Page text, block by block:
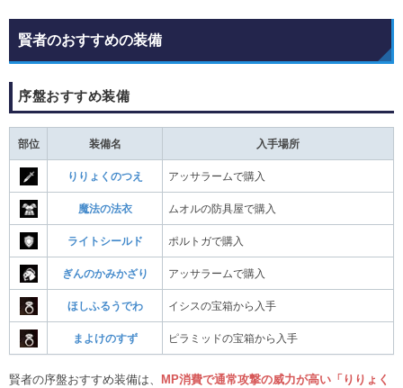
賢者のおすすめの装備
序盤おすすめ装備
部位 装備名 入手場所
りりょくのつえ アッサラームで購入
魔法の法衣 ムオルの防具屋で購入
ライトシールド ポルトガで購入
ぎんのかみかざり アッサラームで購入
ほしふるうでわ イシスの宝箱から入手
まよけのすず ピラミッドの宝箱から入手
賢者の序盤おすすめ装備は、
MP消費で通常攻撃の威力が高い「りりょく